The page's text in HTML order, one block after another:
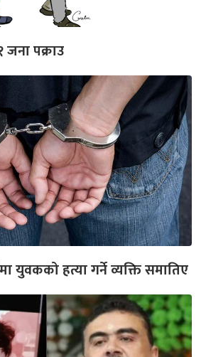
पक्राउ
युवकको हत्या गर्ने व्यक्ति समातिए